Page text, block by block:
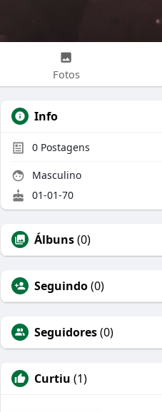
Fotos
Info
0 Postagens
Masculino
01-01-70
Álbuns(0)
Seguindo(0)
Seguidores(0)
Curtiu (1)